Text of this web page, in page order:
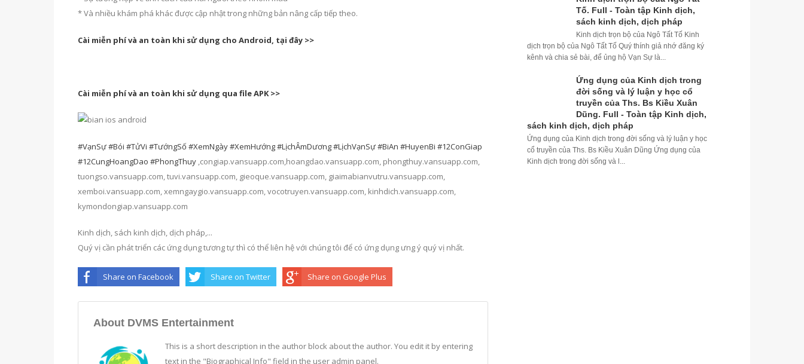
* Và nhiều khám phá khác được cập nhật trong những bản nâng cấp tiếp theo.
Cài miễn phí và an toàn khi sử dụng cho Android, tại đây >>
Cài miễn phí và an toàn khi sử dụng qua file APK >>
#VạnSự#Bói #TửVi #TướngSố #XemNgày#XemHướng#LịchÂmDương#LịchVạnSự#BiAn #HuyenBi #12ConGiap
#12CungHoangDao #PhongThuy ,congiap.vansuapp.com,hoangdao.vansuapp.com, phongthuy.vansuapp.com,
tuongso.vansuapp.com, tuvi.vansuapp.com, gieoque.vansuapp.com, giaimabianvutru.vansuapp.com,
xemboi.vansuapp.com, xemngaygio.vansuapp.com, vocotruyen.vansuapp.com, kinhdich.vansuapp.com,
kymondongiap.vansuapp.com
Kinh dịch, sách kinh dịch, dịch pháp,...
Quý vị cần phát triển các ứng dụng tương tự thì có thể liên hệ với chúng tôi để có ứng dụng ưng ý quý vị nhất.
Share on Facebook Share on Twitter Share on Google Plus
About DVMS Entertainment
This is a short description in the author block about the author. You edit it by entering
text in the "Biographical Info" field in the user admin panel.
Tố. Full - Toàn tập Kinh dịch,
sách kinh dịch, dịch pháp
Kinh dịch trọn bộ của Ngô Tất Tố Kinh
dịch trọn bộ của Ngô Tất Tố Quý thính giả nhớ đăng ký
kênh và chia sẻ bài, để ủng hộ Vạn Sự là...
Ứng dụng của Kinh dịch trong
đời sống và lý luận y học cổ
truyền của Ths. Bs Kiều Xuân
Dũng. Full - Toàn tập Kinh dịch,
sách kinh dịch, dịch pháp
Ứng dụng của Kinh dịch trong đời sống và lý luận y học
cổ truyền của Ths. Bs Kiều Xuân Dũng Ứng dụng của
Kinh dịch trong đời sống và l...